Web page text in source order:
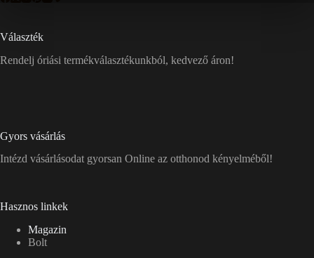
Választék
Rendelj óriási termékválasztékunkból, kedvező áron!
Gyors vásárlás
Intézd vásárlásodat gyorsan Online az otthonod kényelméből!
Hasznos linkek
Magazin
Bolt